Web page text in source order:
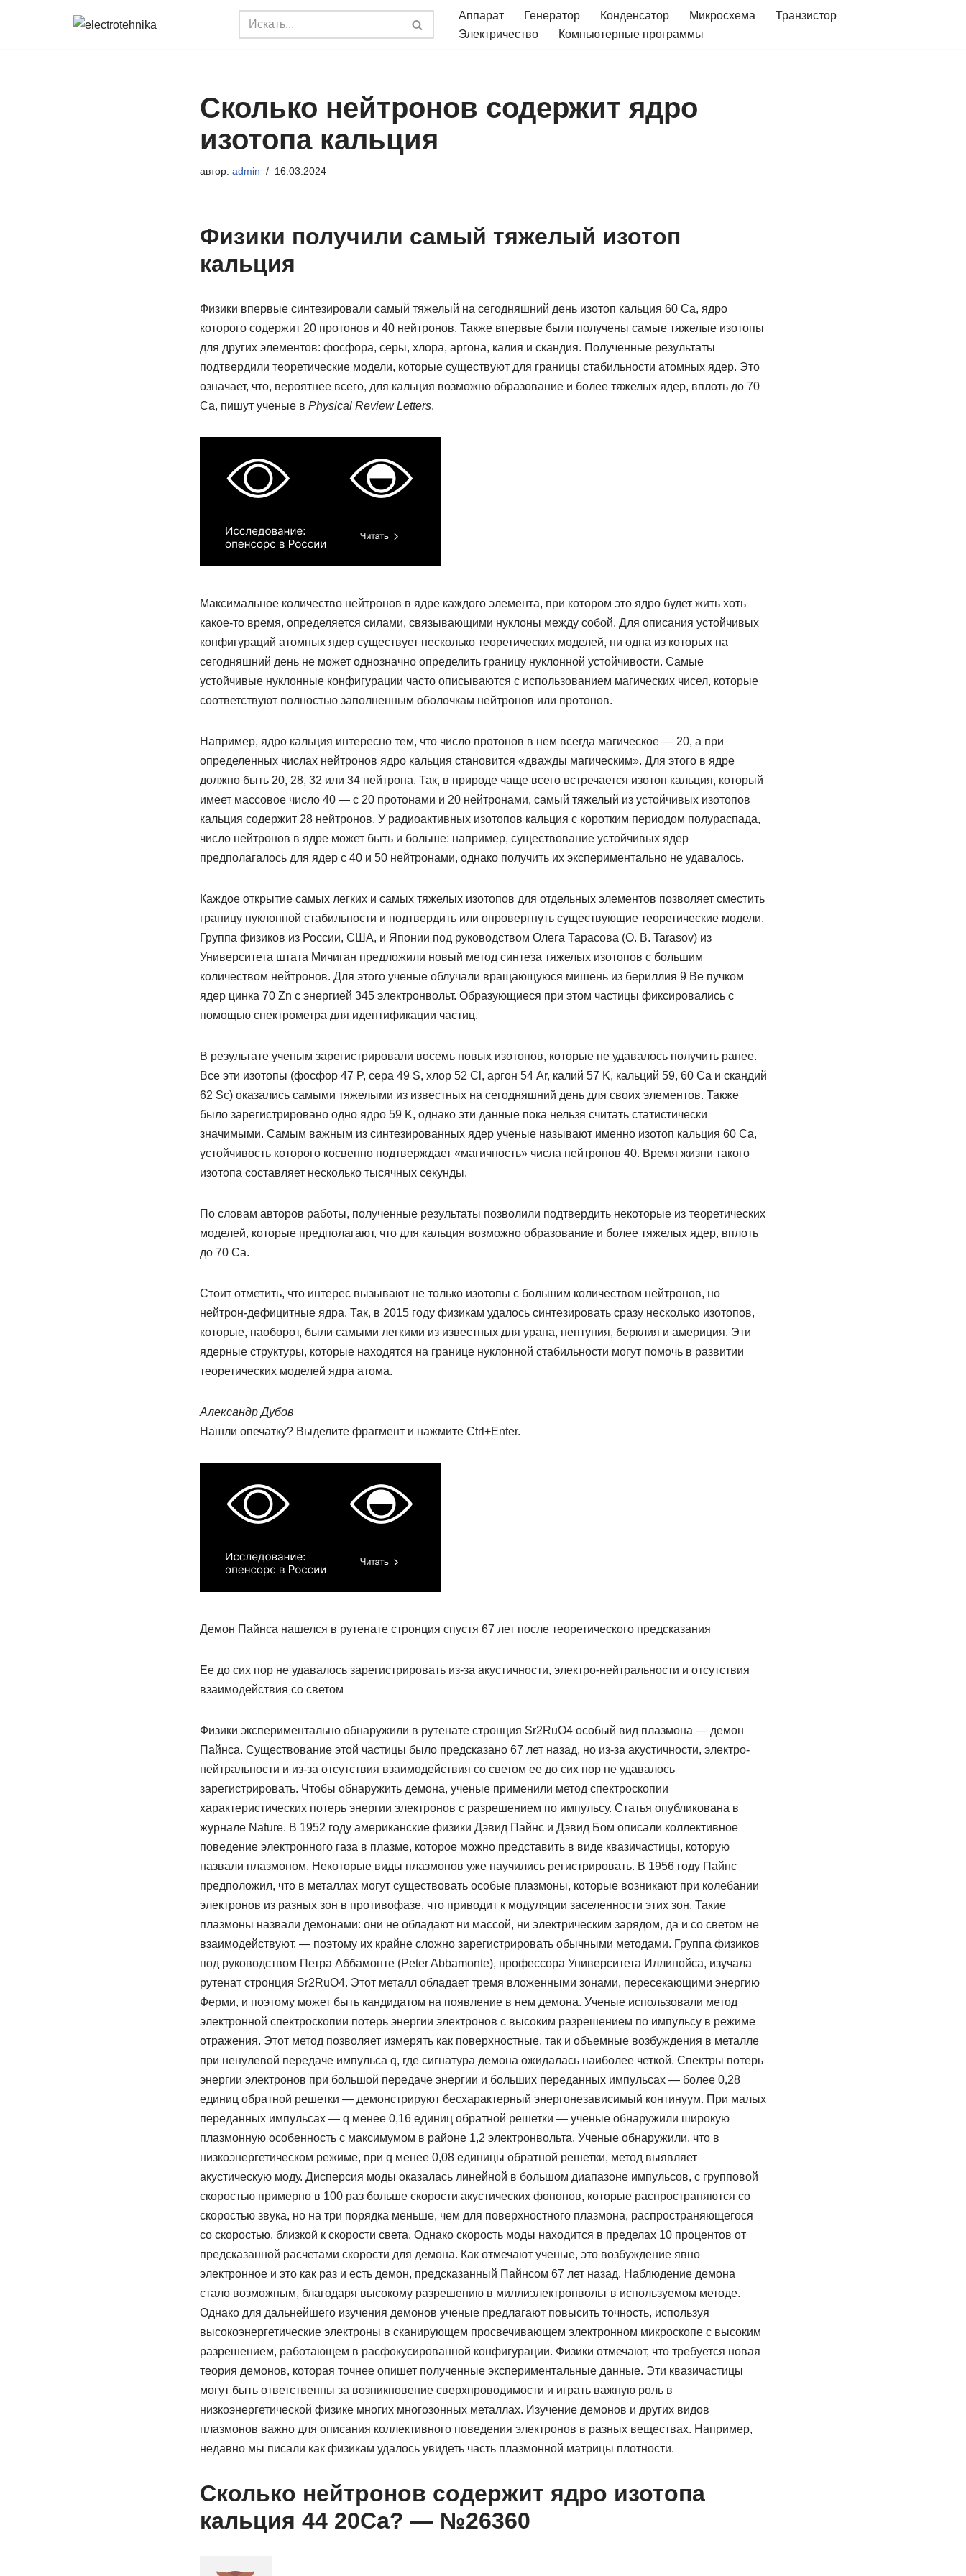
Аппарат Генератор Конденсатор Микросхема
Транзистор
Электричество
Компьютерные программы
Сколько нейтронов содержит ядро
изотопа кальция
автор: admin 16.03.2024
Физики получили самый тяжелый изотоп
кальция
Физики впервые синтезировали самый тяжелый на сегодняшний день изотоп кальция 60 Ca, ядро
которого содержит 20 протонов и 40 нейтронов. Также впервые были получены самые тяжелые изотопы
для других элементов: фосфора, серы, хлора, аргона, калия и скандия. Полученные результаты
подтвердили теоретические модели, которые существуют для границы стабильности атомных ядер. Это
означает, что, вероятнее всего, для кальция возможно образование и более тяжелых ядер, вплоть до 70
Ca, пишут ученые в Physical Review Letters.
Максимальное количество нейтронов в ядре каждого элемента, при котором это ядро будет жить хоть
какое-то время, определяется силами, связывающими нуклоны между собой. Для описания устойчивых
конфигураций атомных ядер существует несколько теоретических моделей, ни одна из которых на
сегодняшний день не может однозначно определить границу нуклонной устойчивости. Самые
устойчивые нуклонные конфигурации часто описываются с использованием магических чисел, которые
соответствуют полностью заполненным оболочкам нейтронов или протонов.
Например, ядро кальция интересно тем, что число протонов в нем всегда магическое — 20, а при
определенных числах нейтронов ядро кальция становится «дважды магическим». Для этого в ядре
должно быть 20, 28, 32 или 34 нейтрона. Так, в природе чаще всего встречается изотоп кальция, который
имеет массовое число 40 — с 20 протонами и 20 нейтронами, самый тяжелый из устойчивых изотопов
кальция содержит 28 нейтронов. У радиоактивных изотопов кальция с коротким периодом полураспада,
число нейтронов в ядре может быть и больше: например, существование устойчивых ядер
предполагалось для ядер с 40 и 50 нейтронами, однако получить их экспериментально не удавалось.
Каждое открытие самых легких и самых тяжелых изотопов для отдельных элементов позволяет сместить
границу нуклонной стабильности и подтвердить или опровергнуть существующие теоретические модели.
Группа физиков из России, США, и Японии под руководством Олега Тарасова (O. B. Tarasov) из
Университета штата Мичиган предложили новый метод синтеза тяжелых изотопов с большим
количеством нейтронов. Для этого ученые облучали вращающуюся мишень из бериллия 9 Be пучком
ядер цинка 70 Zn с энергией 345 электронвольт. Образующиеся при этом частицы фиксировались с
помощью спектрометра для идентификации частиц.
В результате ученым зарегистрировали восемь новых изотопов, которые не удавалось получить ранее.
Все эти изотопы (фосфор 47 P, сера 49 S, хлор 52 Cl, аргон 54 Ar, калий 57 K, кальций 59, 60 Ca и скандий
62 Sc) оказались самыми тяжелыми из известных на сегодняшний день для своих элементов. Также
было зарегистрировано одно ядро 59 K, однако эти данные пока нельзя считать статистически
значимыми. Самым важным из синтезированных ядер ученые называют именно изотоп кальция 60 Ca,
устойчивость которого косвенно подтверждает «магичность» числа нейтронов 40. Время жизни такого
изотопа составляет несколько тысячных секунды.
По словам авторов работы, полученные результаты позволили подтвердить некоторые из теоретических
моделей, которые предполагают, что для кальция возможно образование и более тяжелых ядер, вплоть
до 70 Ca.
Стоит отметить, что интерес вызывают не только изотопы с большим количеством нейтронов, но
нейтрон-дефицитные ядра. Так, в 2015 году физикам удалось синтезировать сразу несколько изотопов,
которые, наоборот, были самыми легкими из известных для урана, нептуния, берклия и америция. Эти
ядерные структуры, которые находятся на границе нуклонной стабильности могут помочь в развитии
теоретических моделей ядра атома.
Александр Дубов
Нашли опечатку? Выделите фрагмент и нажмите Ctrl+Enter.
Демон Пайнса нашелся в рутенате стронция спустя 67 лет после теоретического предсказания
Ее до сих пор не удавалось зарегистрировать из-за акустичности, электро-нейтральности и отсутствия
взаимодействия со светом
Физики экспериментально обнаружили в рутенате стронция Sr2RuO4 особый вид плазмона — демон
Пайнса. Существование этой частицы было предсказано 67 лет назад, но из-за акустичности, электро-
нейтральности и из-за отсутствия взаимодействия со светом ее до сих пор не удавалось
зарегистрировать. Чтобы обнаружить демона, ученые применили метод спектроскопии
характеристических потерь энергии электронов с разрешением по импульсу. Статья опубликована в
журнале Nature. В 1952 году американские физики Дэвид Пайнс и Дэвид Бом описали коллективное
поведение электронного газа в плазме, которое можно представить в виде квазичастицы, которую
назвали плазмоном. Некоторые виды плазмонов уже научились регистрировать. В 1956 году Пайнс
предположил, что в металлах могут существовать особые плазмоны, которые возникают при колебании
электронов из разных зон в противофазе, что приводит к модуляции заселенности этих зон. Такие
плазмоны назвали демонами: они не обладают ни массой, ни электрическим зарядом, да и со светом не
взаимодействуют, ­— поэтому их крайне сложно зарегистрировать обычными методами. Группа физиков
под руководством Петра Аббамонте (Peter Abbamonte), профессора Университета Иллинойса, изучала
рутенат стронция Sr2RuO4. Этот металл обладает тремя вложенными зонами, пересекающими энергию
Ферми, и поэтому может быть кандидатом на появление в нем демона. Ученые использовали метод
электронной спектроскопии потерь энергии электронов с высоким разрешением по импульсу в режиме
отражения. Этот метод позволяет измерять как поверхностные, так и объемные возбуждения в металле
при ненулевой передаче импульса q, где сигнатура демона ожидалась наиболее четкой. Спектры потерь
энергии электронов при большой передаче энергии и больших переданных импульсах — более 0,28
единиц обратной решетки — демонстрируют бесхарактерный энергонезависимый континуум. При малых
переданных импульсах — q менее 0,16 единиц обратной решетки — ученые обнаружили широкую
плазмонную особенность с максимумом в районе 1,2 электронвольта. Ученые обнаружили, что в
низкоэнергетическом режиме, при q менее 0,08 единицы обратной решетки, метод выявляет
акустическую моду. Дисперсия моды оказалась линейной в большом диапазоне импульсов, с групповой
скоростью примерно в 100 раз больше скорости акустических фононов, которые распространяются со
скоростью звука, но на три порядка меньше, чем для поверхностного плазмона, распространяющегося
со скоростью, близкой к скорости света. Однако скорость моды находится в пределах 10 процентов от
предсказанной расчетами скорости для демона. Как отмечают ученые, это возбуждение явно
электронное и это как раз и есть демон, предсказанный Пайнсом 67 лет назад. Наблюдение демона
стало возможным, благодаря высокому разрешению в миллиэлектронвольт в используемом методе.
Однако для дальнейшего изучения демонов ученые предлагают повысить точность, используя
высокоэнергетические электроны в сканирующем просвечивающем электронном микроскопе с высоким
разрешением, работающем в расфокусированной конфигурации. Физики отмечают, что требуется новая
теория демонов, которая точнее опишет полученные экспериментальные данные. Эти квазичастицы
могут быть ответственны за возникновение сверхпроводимости и играть важную роль в
низкоэнергетической физике многих многозонных металлах. Изучение демонов и других видов
плазмонов важно для описания коллективного поведения электронов в разных веществах. Например,
недавно мы писали как физикам удалось увидеть часть плазмонной матрицы плотности.
Сколько нейтронов содержит ядро изотопа
кальция 44 20Ca? — №26360